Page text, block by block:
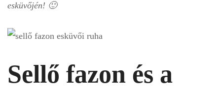
esküvőjén! 🙂
Sellő fazon és a